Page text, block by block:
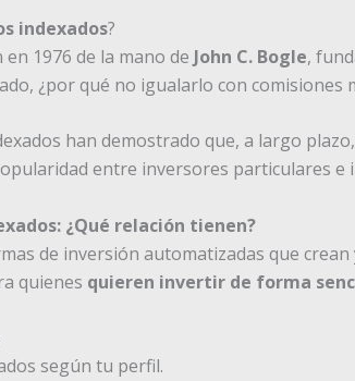
indexados?
1976 de la mano de John C. Bogle,
¿por qué no igualarlo con comisiones
han demostrado que, a largo plazo,
entre inversores particulares e
¿Qué relación tienen?
de inversión automatizadas que
quienes quieren invertir de forma
según tu perfil.